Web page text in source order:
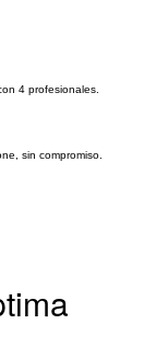
4 profesionales.
sin compromiso.